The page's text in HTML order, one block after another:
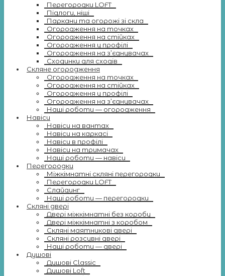
Перегородки LOFT
Підлоги, ніші
Паркани та огорожі зі скла
Огородження на точках
Огородження на стійках
Огородження у профілі
Огородження на з’єднувачах
Сходинки для сходів
Скляне огородження
Огородження на точках
Огородження на стійках
Огородження у профілі
Огородження на з’єднувачах
Наші роботи — огородження
Навіси
Навіси на вантах
Навіси на каркасі
Навіси в профілі
Навіси на тримачах
Наші роботи — навіси
Перегородки
Міжкімнатні скляні перегородки
Перегородки LOFT
Слайдинг
Наші роботи — перегородки
Скляні двері
Двері міжкімнатні без коробу
Двері міжкімнатні з коробом
Скляні маятникові двері
Скляні розсувні двері
Наші роботи — двері
Душові
Душові Classic
Душові Loft